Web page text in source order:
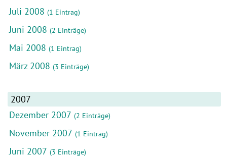
Juli 2008 (1 Eintrag)
Juni 2008 (2 Einträge)
Mai 2008 (1 Eintrag)
März 2008 (3 Einträge)
2007
Dezember 2007 (2 Einträge)
November 2007 (1 Eintrag)
Juni 2007 (3 Einträge)